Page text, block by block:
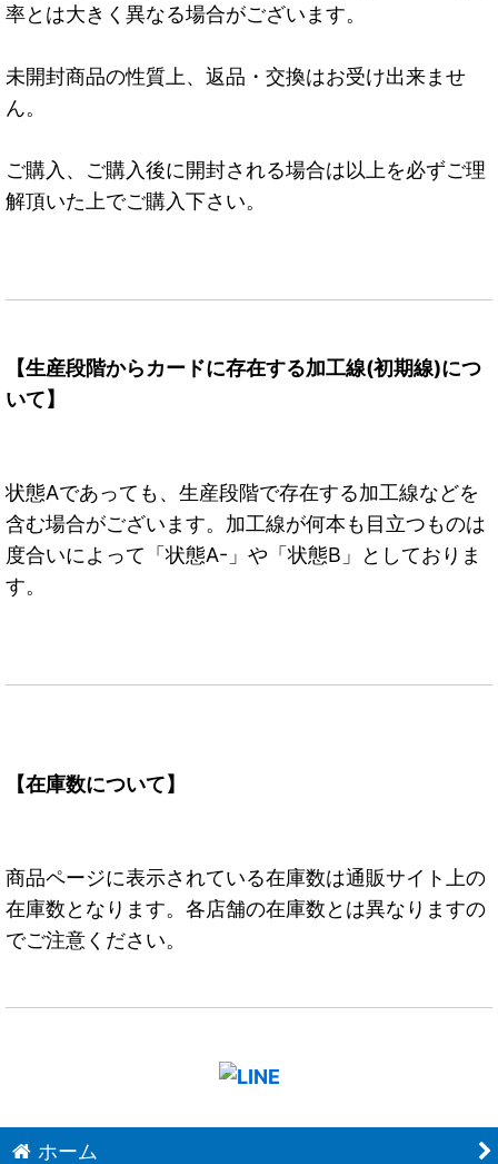
率とは大きく異なる場合がございます。
未開封商品の性質上、返品・交換はお受け出来ませ
ん。
ご購入、ご購入後に開封される場合は以上を必ずご理
解頂いた上でご購入下さい。
【生産段階からカードに存在する加工線(初期線)につ
いて】
状態Aであっても、生産段階で存在する加工線などを
含む場合がございます。加工線が何本も目立つものは
度合いによって「状態A-」や「状態B」としておりま
す。
【在庫数について】
商品ページに表示されている在庫数は通販サイト上の
在庫数となります。各店舗の在庫数とは異なりますの
でご注意ください。
ホーム